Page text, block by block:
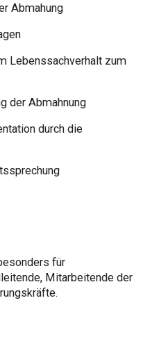
Abmahung
Lebenssachverhalt zum
der Abmahnung
durch die
für
Mitarbeitende der